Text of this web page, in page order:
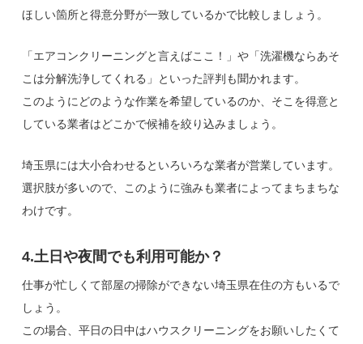
ほしい箇所と得意分野が一致しているかで比較しましょう。
「エアコンクリーニングと言えばここ！」や「洗濯機ならあそ
こは分解洗浄してくれる」といった評判も聞かれます。
このようにどのような作業を希望しているのか、そこを得意と
している業者はどこかで候補を絞り込みましょう。
埼玉県には大小合わせるといろいろな業者が営業しています。
選択肢が多いので、このように強みも業者によってまちまちな
わけです。
4.土日や夜間でも利用可能か？
仕事が忙しくて部屋の掃除ができない埼玉県在住の方もいるで
しょう。
この場合、平日の日中はハウスクリーニングをお願いしたくて